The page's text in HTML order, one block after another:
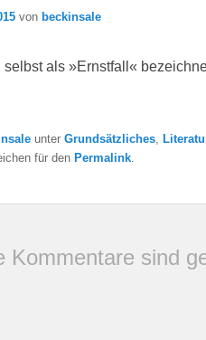
von beckinsale
als »Ernstfall«
unter Grundsätzliches
für den Permalink
Kommentare sind